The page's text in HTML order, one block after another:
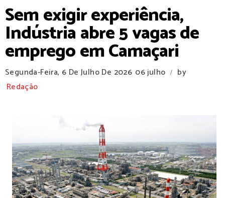
Sem exigir experiência,
Indústria abre 5 vagas de
emprego em Camaçari
Segunda-Feira, 6 De Julho De 2026 06 julho /
by
Redação